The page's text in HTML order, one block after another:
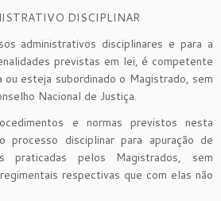
DISCIPLINAR
administrativos disciplinares e para a
previstas em lei, é competente
esteja subordinado o Magistrado, sem
Nacional de Justiça.
e normas previstos nesta
processo disciplinar para apuração de
praticadas pelos Magistrados, sem
respectivas que com elas não